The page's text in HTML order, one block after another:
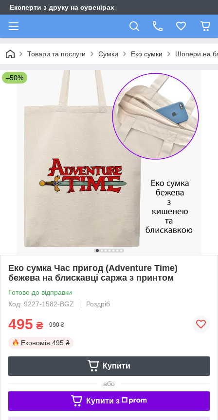
Експерти з друку на сувенірах
Товари та послуги Сумки Еко сумки Шопери на
–50%
Еко сумка Час пригод (Adventure Time)
бежева на блискавці саржа з принтом
Готово до відправки
Код: 9227-1582-BGZ
Роздріб
495 ₴ 990 ₴
Економія 495 ₴
Купити
або
Купити з